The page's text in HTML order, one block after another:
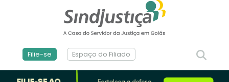
Filie-se Espaço do Filiado